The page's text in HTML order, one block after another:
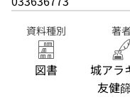
資料種別
図書
著
城アラ
友健